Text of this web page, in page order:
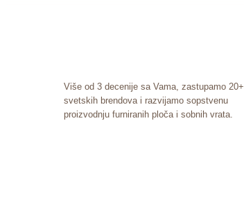
Više od 3 decenije sa Vama, zastupamo 20+
svetskih brendova i razvijamo sopstvenu
proizvodnju furniranih ploča i sobnih vrata.